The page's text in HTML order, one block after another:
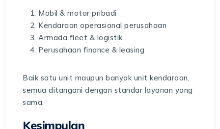
Mobil & motor pribadi
Kendaraan operasional perusahaan
Armada fleet & logistik
Perusahaan finance & leasing
Baik satu unit maupun banyak unit kendaraan,
semua ditangani dengan standar layanan yang
sama.
Kesimpulan